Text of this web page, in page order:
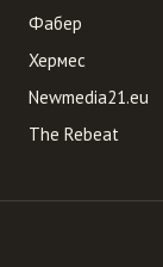
Фабер
Хермес
Newmedia21.eu
The Rebeat